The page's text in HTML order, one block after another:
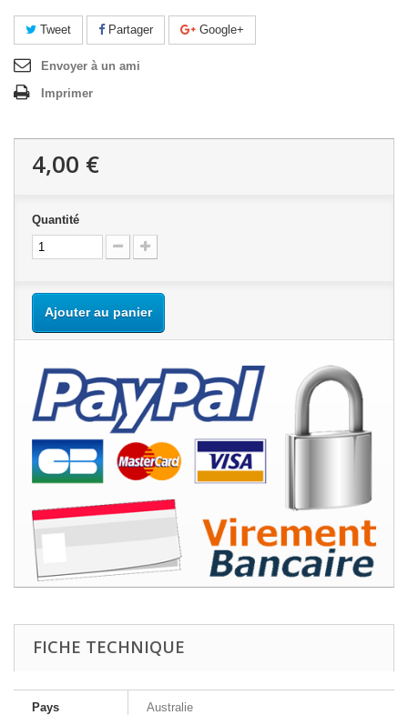
Tweet Partager Google+
Envoyer à un ami
Imprimer
4,00 €
Quantité
Ajouter au panier
FICHE TECHNIQUE
Pays Australie